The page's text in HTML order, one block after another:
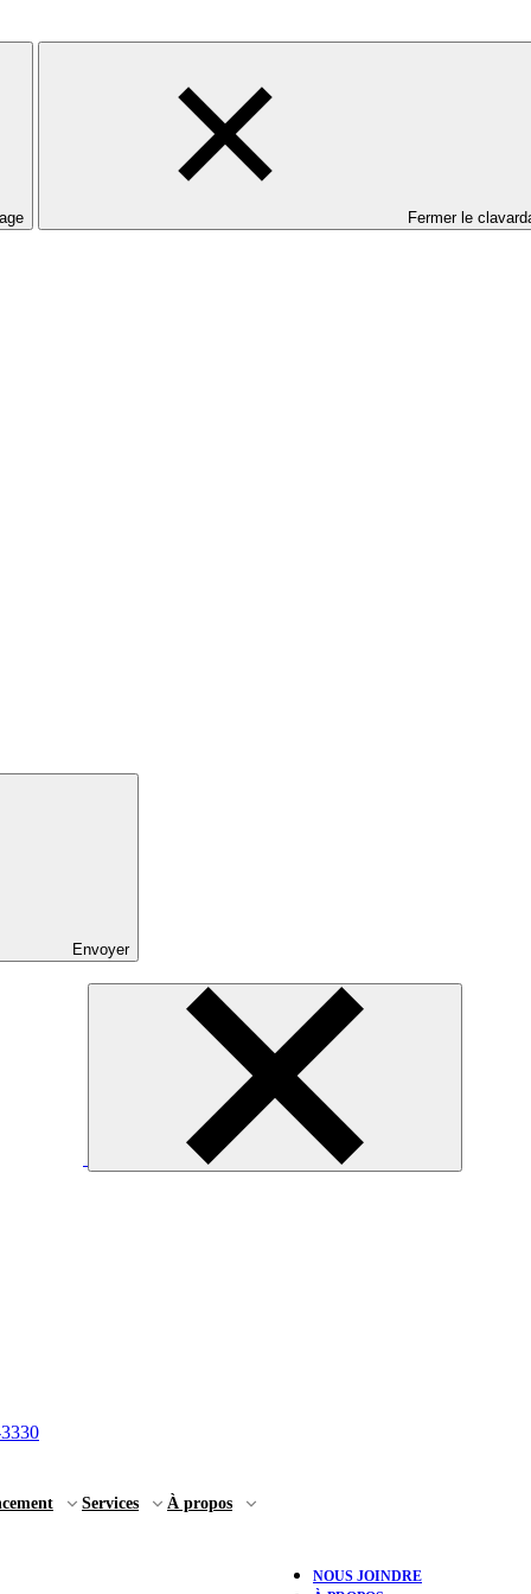
Fermer le
Envoyer
Services À propos
NOUS JOINDRE